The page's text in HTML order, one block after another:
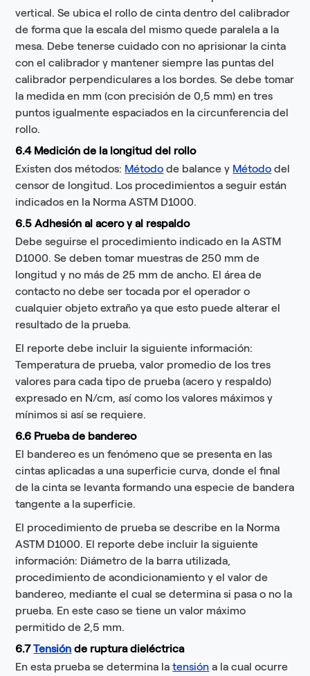
vertical. Se ubica el rollo de cinta dentro del calibrador
de forma que la escala del mismo quede paralela a la
mesa. Debe tenerse cuidado con no aprisionar la cinta
con el calibrador y mantener siempre las puntas del
calibrador perpendiculares a los bordes. Se debe tomar
la medida en mm (con precisión de 0,5 mm) en tres
puntos igualmente espaciados en la circunferencia del
rollo.
6.4 Medición de la longitud del rollo
Existen dos métodos: Método de balance y Método del
censor de longitud. Los procedimientos a seguir están
indicados en la Norma ASTM D1000.
6.5 Adhesión al acero y al respaldo
Debe seguirse el procedimiento indicado en la ASTM
D1000. Se deben tomar muestras de 250 mm de
longitud y no más de 25 mm de ancho. El área de
contacto no debe ser tocada por el operador o
cualquier objeto extraño ya que esto puede alterar el
resultado de la prueba.
El reporte debe incluir la siguiente información:
Temperatura de prueba, valor promedio de los tres
valores para cada tipo de prueba (acero y respaldo)
expresado en N/cm, así como los valores máximos y
mínimos si así se requiere.
6.6 Prueba de bandereo
El bandereo es un fenómeno que se presenta en las
cintas aplicadas a una superficie curva, donde el final
de la cinta se levanta formando una especie de bandera
tangente a la superficie.
El procedimiento de prueba se describe en la Norma
ASTM D1000. El reporte debe incluir la siguiente
información: Diámetro de la barra utilizada,
procedimiento de acondicionamiento y el valor de
bandereo, mediante el cual se determina si pasa o no la
prueba. En este caso se tiene un valor máximo
permitido de 2,5 mm.
6.7Tensión de ruptura dieléctrica
En esta prueba se determina latensión a la cual ocurre